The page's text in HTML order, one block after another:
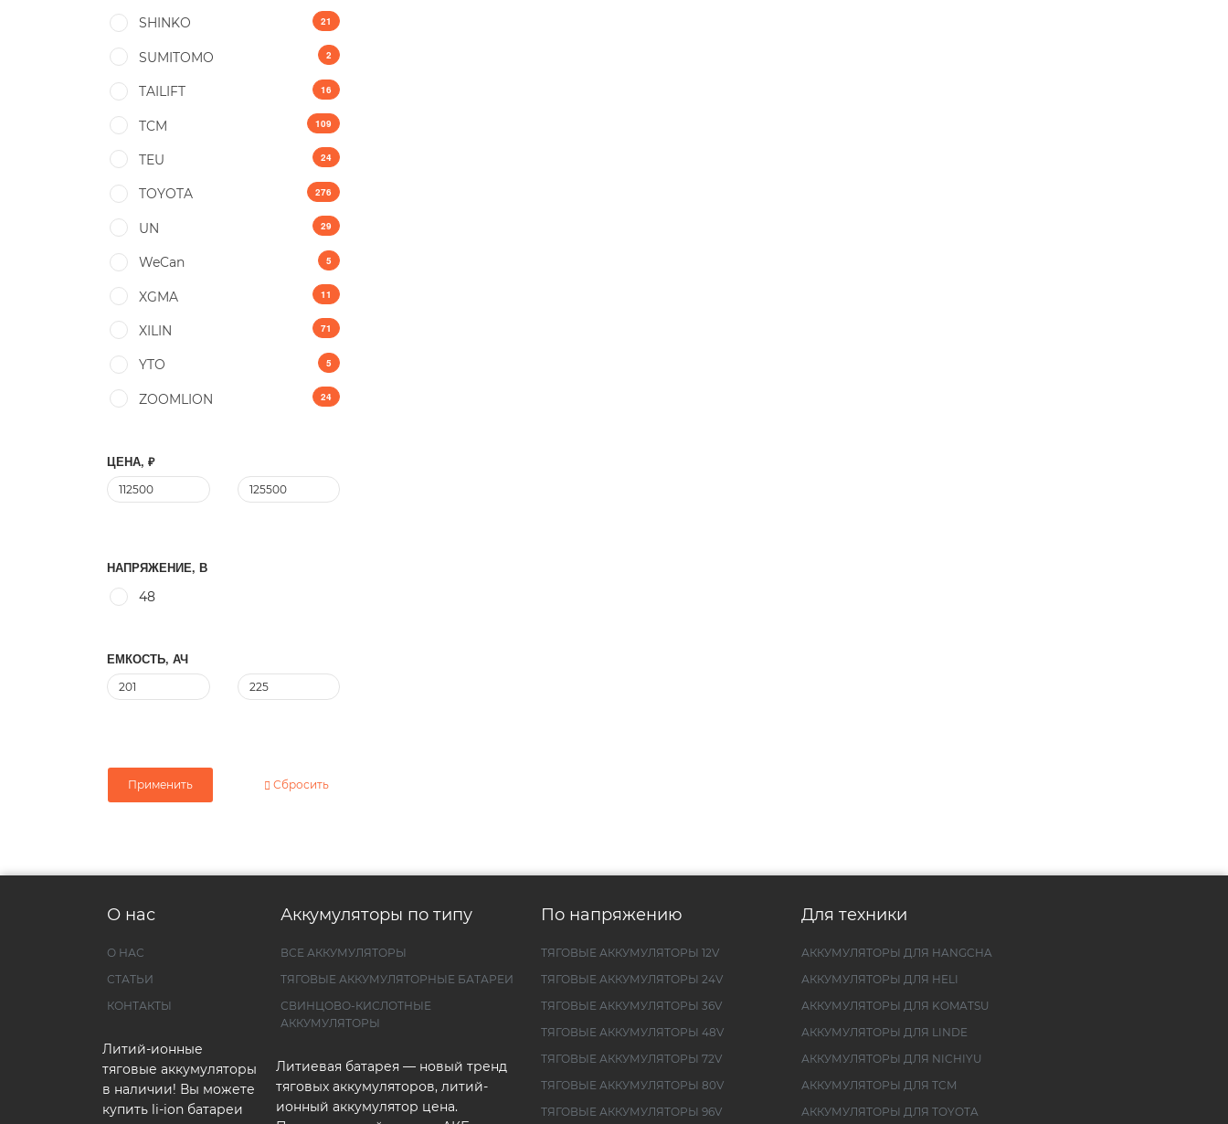
SHINKO 21
SUMITOMO 2
TAILIFT 16
TCM 109
TEU 24
TOYOTA 276
UN 29
WeCan 5
XGMA 11
XILIN 71
YTO 5
ZOOMLION 24
ЦЕНА, ₽
НАПРЯЖЕНИЕ, В
48
ЕМКОСТЬ, АЧ
Применить Сбросить
О нас
О НАС
СТАТЬИ
КОНТАКТЫ
Литий-ионные
тяговые аккумуляторы
в наличии! Вы можете
купить li-ion батареи
Аккумуляторы по типу
ВСЕ АККУМУЛЯТОРЫ
ТЯГОВЫЕ АККУМУЛЯТОРНЫЕ БАТАРЕИ
СВИНЦОВО-КИСЛОТНЫЕ
АККУМУЛЯТОРЫ
Литиевая батарея — новый тренд
тяговых аккумуляторов, литий-
ионный аккумулятор цена.
По напряжению
ТЯГОВЫЕ АККУМУЛЯТОРЫ 12V
ТЯГОВЫЕ АККУМУЛЯТОРЫ 24V
ТЯГОВЫЕ АККУМУЛЯТОРЫ 36V
ТЯГОВЫЕ АККУМУЛЯТОРЫ 48V
ТЯГОВЫЕ АККУМУЛЯТОРЫ 72V
ТЯГОВЫЕ АККУМУЛЯТОРЫ 80V
ТЯГОВЫЕ АККУМУЛЯТОРЫ 96V
Для техники
АККУМУЛЯТОРЫ ДЛЯ HANGCHA
АККУМУЛЯТОРЫ ДЛЯ HELI
АККУМУЛЯТОРЫ ДЛЯ KOMATSU
АККУМУЛЯТОРЫ ДЛЯ LINDE
АККУМУЛЯТОРЫ ДЛЯ NICHIYU
АККУМУЛЯТОРЫ ДЛЯ TCM
АККУМУЛЯТОРЫ ДЛЯ TOYOTA